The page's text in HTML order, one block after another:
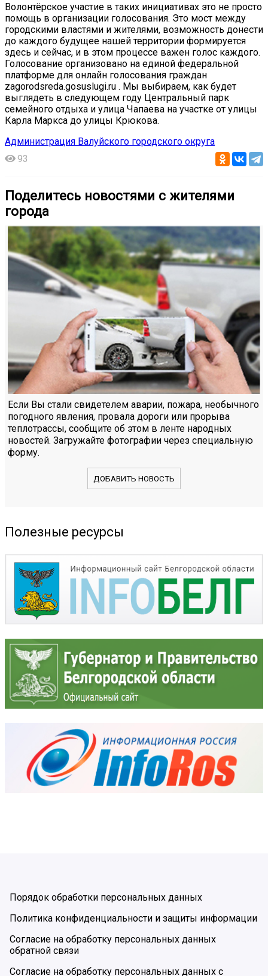
Волонтёрское участие в таких инициативах это не просто
помощь в организации голосования. Это мост между
городскими властями и жителями, возможность донести
до каждого будущее нашей территории формируется
здесь и сейчас, и в этом процессе важен голос каждого.
Голосование организовано на единой федеральной
платформе для онлайн голосования граждан
zagorodsreda.gosuslugi.ru . Мы выбираем, как будет
выглядеть в следующем году Центральный парк
семейного отдыха и улица Чапаева на участке от улицы
Карла Маркса до улицы Крюкова.
Администрация Валуйского городского округа
93
Поделитесь новостями с жителями
города
Если Вы стали свидетелем аварии, пожара, необычного
погодного явления, провала дороги или прорыва
теплотрассы, сообщите об этом в ленте народных
новостей. Загружайте фотографии через специальную
форму.
ДОБАВИТЬ НОВОСТЬ
Полезные ресурсы
Порядок обработки персональных данных
Политика конфиденциальности и защиты информации
Согласие на обработку персональных данных
обратной связи
Согласие на обработку персональных данных с